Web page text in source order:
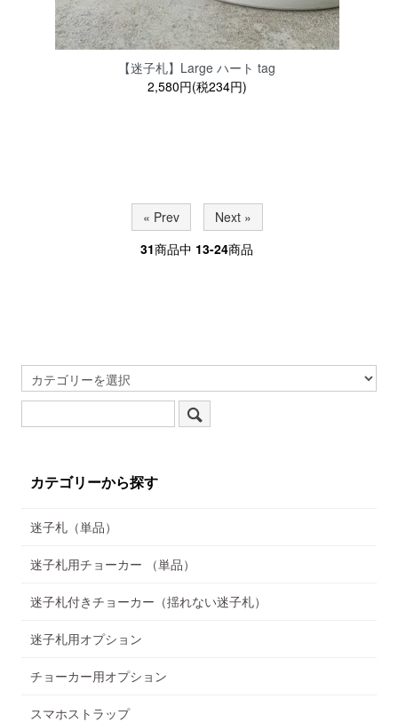
【迷子札】Large ハート tag
2,580円(税234円)
« Prev
Next »
31商品中 13-24商品
カテゴリーから探す
迷子札（単品）
迷子札用チョーカー （単品）
迷子札付きチョーカー（揺れない迷子札）
迷子札用オプション
チョーカー用オプション
スマホストラップ